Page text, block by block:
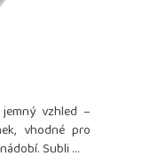
vzhled –
vhodné pro
Subli ...